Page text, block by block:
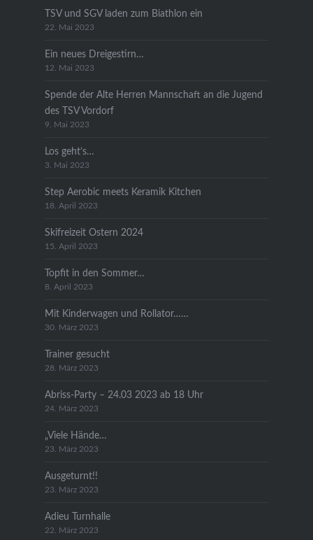
TSV und SGV laden zum Biathlon ein
22. Mai 2023
Ein neues Dreigestirn…
12. Mai 2023
Spende der Alte Herren Mannschaft an die Jugend
des TSV Vordorf
9. Mai 2023
Los geht’s…
3. Mai 2023
Step Aerobic meets Keramik Kitchen
18. April 2023
Skifreizeit Ostern 2024
15. April 2023
Topfit in den Sommer…
8. April 2023
Mit Kinderwagen und Rollator……
30. März 2023
Trainer gesucht
28. März 2023
Abriss-Party – 24.03 2023 ab 18 Uhr
24. März 2023
„Viele Hände…
23. März 2023
Ausgeturnt!!
23. März 2023
Adieu Turnhalle
22. März 2023